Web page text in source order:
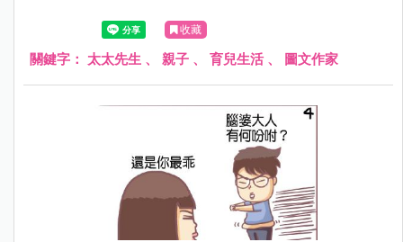
收藏
關鍵字： 太太先生 、 親子 、 育兒生活、 圖文作家